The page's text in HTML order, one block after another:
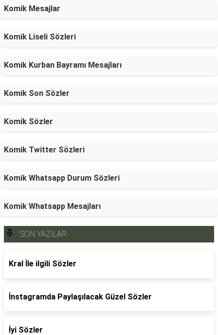
Komik Mesajlar
Komik Liseli Sözleri
Komik Kurban Bayramı Mesajları
Komik Son Sözler
Komik Sözler
Komik Twitter Sözleri
Komik Whatsapp Durum Sözleri
Komik Whatsapp Mesajları
SON YAZILAR
Kral İle ilgili Sözler
İnstagramda Paylaşılacak Güzel Sözler
İyi Sözler